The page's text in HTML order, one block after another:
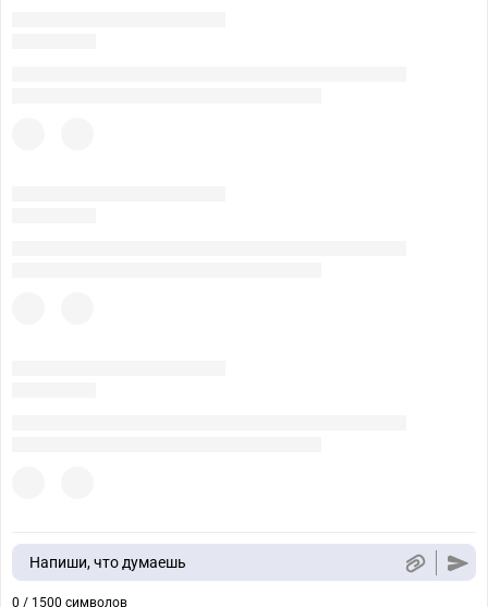
Напиши, что думаешь
0 / 1500 символов